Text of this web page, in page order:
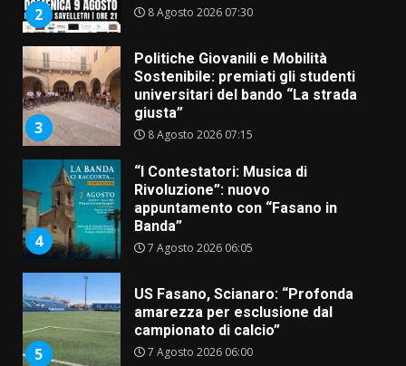
2 8 Agosto 2026 07:30
3
Politiche Giovanili e Mobilità
Sostenibile: premiati gli studenti
universitari del bando “La strada
giusta”
8 Agosto 2026 07:15
4
“I Contestatori: Musica di
Rivoluzione”: nuovo
appuntamento con “Fasano in
Banda”
7 Agosto 2026 06:05
5
US Fasano, Scianaro: “Profonda
amarezza per esclusione dal
campionato di calcio”
7 Agosto 2026 06:00